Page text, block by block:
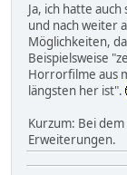
Ja, ich hatte
und nach weiter
Möglichkeiten,
Beispielsweise
Horrorfilme aus
längsten her ist".
Kurzum: Bei
Erweiterungen.